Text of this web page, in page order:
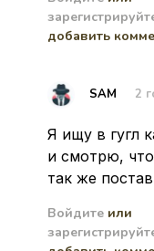
добавить
SAM 2
Я ищу в гугл
и смотрю,
так же
Войдите или